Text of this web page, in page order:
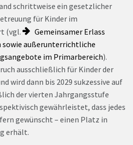
schrittweise ein gesetzlicher
für Kinder im
(vgl.
Gemeinsamer Erlass
sowie außerunterrichtliche
im Primarbereich).
ausschließlich für Kinder der
wird dann bis 2029 sukzessive auf
der vierten Jahrgangsstufe
gewährleistet, dass jedes
gewünscht – einen Platz in
erhält.